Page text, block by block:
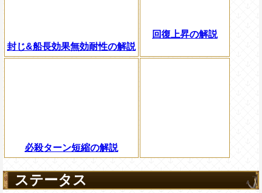
封じ&船長効果無効耐性の解説
回復上昇の解説
必殺ターン短縮の解説
ステータス